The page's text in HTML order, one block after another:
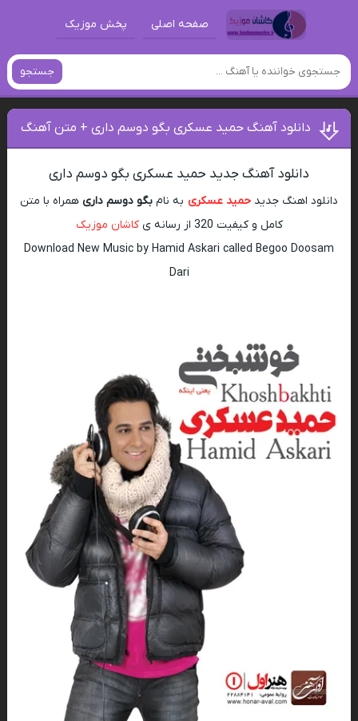
صفحه اصلی پخش موزیک
جستجو
دانلود آهنگ حمید عسکری بگو دوسم داری + متن آهنگ
دانلود آهنگ جدید حمید عسکری بگو دوسم داری
دانلود اهنگ جدید حمید عسکری به نام بگو دوسم داری همراه با متن
کامل و کیفیت 320 از رسانه ی
کاشان موزیک
Download New Music by Hamid Askari called Begoo Doosam
Dari